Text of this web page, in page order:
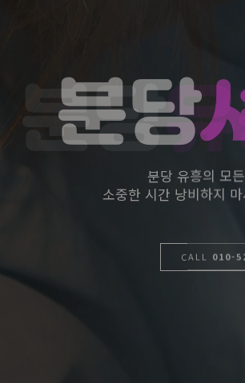
분당
분당 유흥의 모
소중한 시간 낭비하지
CALL 010-